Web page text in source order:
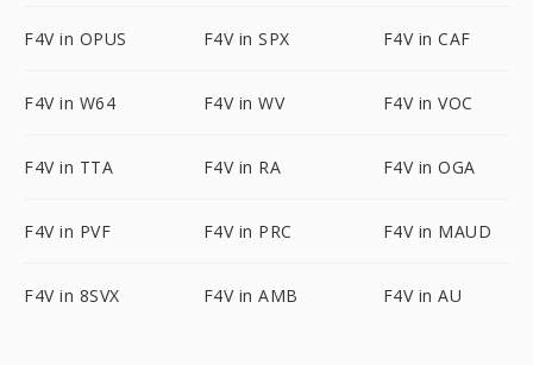
F4V in OPUS F4V in SPX F4V in CAF
F4V in W64 F4V in WV F4V in VOC
F4V in TTA F4V in RA F4V in OGA
F4V in PVF F4V in PRC F4V in MAUD
F4V in 8SVX F4V in AMB F4V in AU